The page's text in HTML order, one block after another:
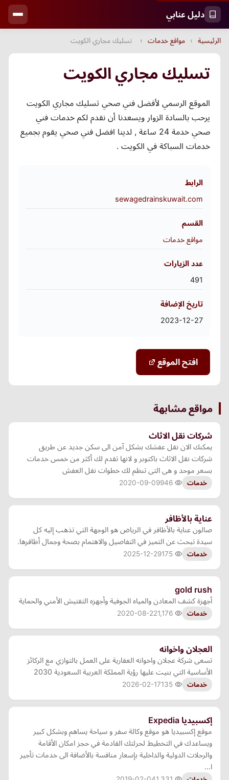
دليل عنابي
الرئيسية › مواقع خدمات › تسليك مجاري الكويت
تسليك مجاري الكويت
الموقع الرسمي لأفضل فني صحي تسليك مجاري الكويت
يرحب بالسادة الزوار ويسعدنا أن نقدم لكم خدمات فني
صحي خدمة 24 ساعة , لدينا افضل فني صحي يقوم بجميع
خدمات السباكة في الكويت .
الرابط
sewagedrainskuwait.com
القسم
مواقع خدمات
عدد الزيارات
491
تاريخ الإضافة
2023-12-27
افتح الموقع
مواقع مشابهة
شركات نقل الاثاث
يمكنك الان نقل عفشك بشكل آمن الى سكن جديد عن طريق
شركات نقل الاثاث باكتوبر و لانها تقدم لك أكثر من خمس خدمات
بسعر موحد و هى التى تنظم لك خطوات نقل العفش
خدمات 2020-09-09
عناية بالأظافر
صالون عناية بالأظافر في الرياض هو الوجهة التي تذهب إليه كل
سيدة تبحث عن التميز في التفاصيل والاهتمام بصحة وجمال أظافرها.
خدمات 2025-12-29
gold rush
أجهزة كشف المعادن والمياه الجوفية وأجهزه التفتيش الأمني والحماية
خدمات 2020-08-22
العجلان واخوانه
تسعى شركة عجلان واخوانه العقارية على العمل بالتوازي مع الركائز
الأساسية التي بنيت عليها رؤية المملكة العربية السعودية 2030
خدمات 2026-02-17
إكسبيديا Expedia
موقع إكسبيديا هو موقع وكالة سفر و سياحة يساهم وبشكل كبير
ويساعدك في التخطيط لحرلتك القادمة في حجز امكان الأقامة
والرحلات الدولية والداخلية بإسعار منافسة بالأضافة الى خدمات تأجير
ا…